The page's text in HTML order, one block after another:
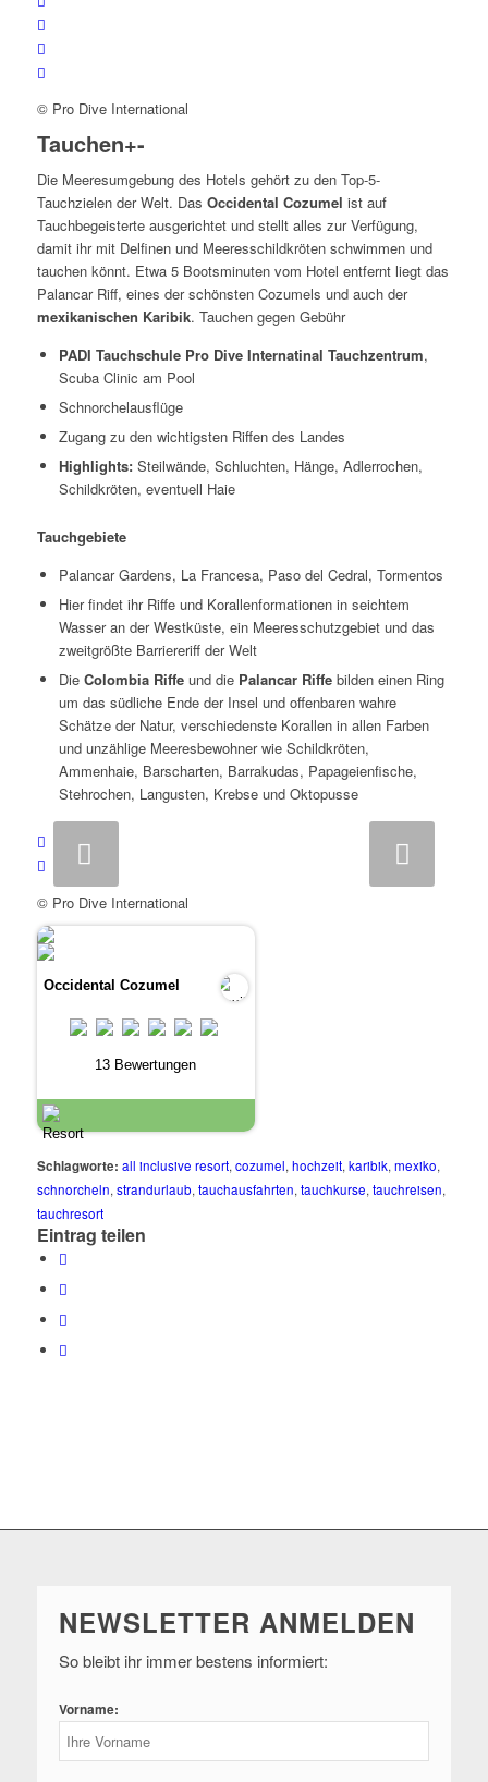
© Pro Dive International
Tauchen+-
Die Meeresumgebung des Hotels gehört zu den Top-5-
Tauchzielen der Welt. Das Occidental Cozumel ist auf
Tauchbegeisterte ausgerichtet und stellt alles zur Verfügung,
damit ihr mit Delfinen und Meeresschildkröten schwimmen und
tauchen könnt. Etwa 5 Bootsminuten vom Hotel entfernt liegt das
Palancar Riff, eines der schönsten Cozumels und auch der
mexikanischen Karibik. Tauchen gegen Gebühr
PADI Tauchschule Pro Dive Internatinal Tauchzentrum,
Scuba Clinic am Pool
Schnorchelausflüge
Zugang zu den wichtigsten Riffen des Landes
Highlights:Steilwände, Schluchten, Hänge, Adlerrochen,
Schildkröten, eventuell Haie
Tauchgebiete
Palancar Gardens, La Francesa, Paso del Cedral, Tormentos
Hier findet ihr Riffe und Korallenformationen in seichtem
Wasser an der Westküste, ein Meeresschutzgebiet und das
zweitgrößte Barriereriff der Welt
Die Colombia Riffeund die Palancar Riffebilden einen Ring
um das südliche Ende der Insel und offenbaren wahre
Schätze der Natur, verschiedenste Korallen in allen Farben
und unzählige Meeresbewohner wie Schildkröten,
Ammenhaie, Barscharten, Barrakudas, Papageienfische,
Stehrochen, Langusten, Krebse und Oktopusse
© Pro Dive International
Occidental Cozumel
13 Bewertungen
Schlagworte: all inclusive resort, cozumel, hochzeit, karibik, mexiko,
schnorcheln, strandurlaub, tauchausfahrten, tauchkurse, tauchreisen,
tauchresort
Eintrag teilen
NEWSLETTER ANMELDEN
So bleibt ihr immer bestens informiert:
Vorname: